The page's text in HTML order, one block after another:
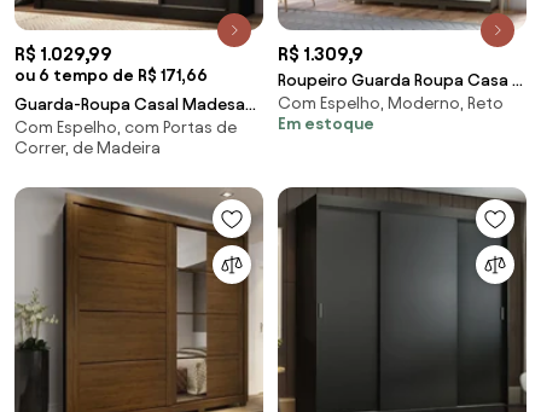
R$ 1.029,99
ou 6 tempo de R$ 171,66
Guarda-Roupa Casal Madesa
Mônaco 3 Portas de Correr
com Espelho Preto Cor:Preto
Com Espelho, com Portas de
Correr, de Madeira
R$ 1.309,9
Roupeiro Guarda Roupa Casa 6
Portas Espelho 2 Gavetas
Castin
Com Espelho, Moderno, Reto
Em estoque